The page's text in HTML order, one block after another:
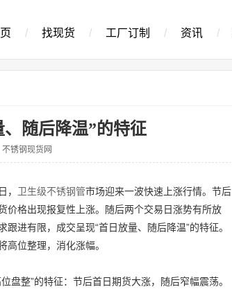
/ 找现货 / 工厂订制 / 资讯 /
随后降温”的特征
锈钢现货网
， 卫生级不锈钢管市场迎来一波快速上涨行情。节后
价格出现报复性上涨。随后两个交易日涨势有所放
进有限，成交呈现“首日放量、随后降温”的特征。
位整理，消化涨幅。
盘整”的特征：节后首日期货大涨，随后窄幅震荡。